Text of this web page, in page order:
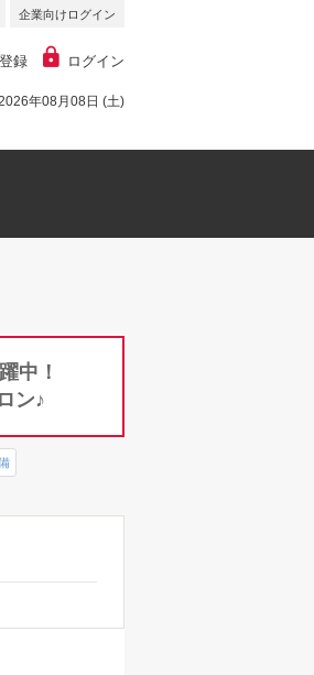
企業向けログイン
録 ログイン
年08月08日 (土)
中！
ン♪